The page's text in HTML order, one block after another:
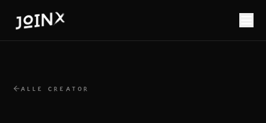
ALLE CREATOR